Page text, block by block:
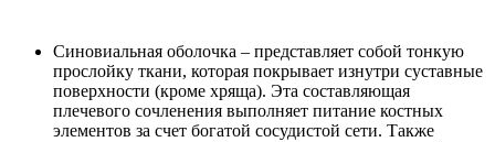
Синовиальная оболочка – представляет собой тонкую
прослойку ткани, которая покрывает изнутри суставные
поверхности (кроме хряща). Эта составляющая
плечевого сочленения выполняет питание костных
элементов за счет богатой сосудистой сети. Также